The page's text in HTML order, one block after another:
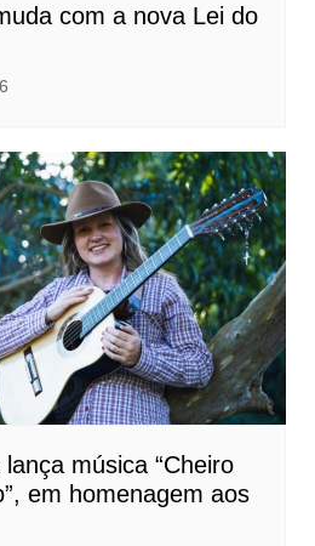
com a nova Lei do
música “Cheiro
em homenagem aos